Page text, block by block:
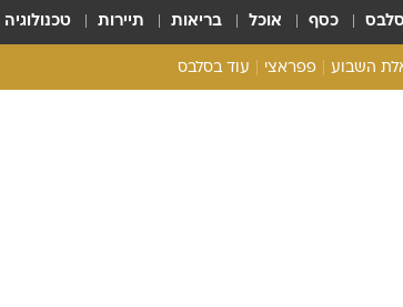
סלבס כסף אוכל בריאות תיירות טכנולוגיה
השבוע פפראצי עוד בסלבס